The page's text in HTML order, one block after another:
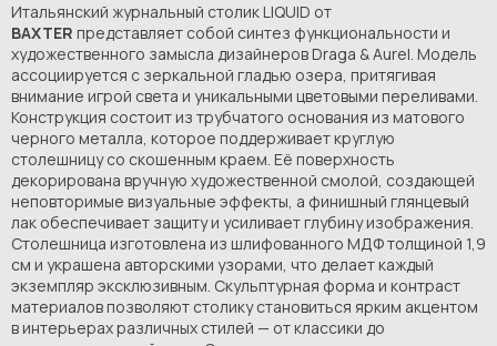
Итальянский журнальный столик LIQUID от
BAXTER представляет собой синтез функциональности и
художественного замысла дизайнеров Draga & Aurel. Модель
ассоциируется с зеркальной гладью озера, притягивая
внимание игрой света и уникальными цветовыми переливами.
Конструкция состоит из трубчатого основания из матового
черного металла, которое поддерживает круглую
столешницу со скошенным краем. Её поверхность
декорирована вручную художественной смолой, создающей
неповторимые визуальные эффекты, а финишный глянцевый
лак обеспечивает защиту и усиливает глубину изображения.
Столешница изготовлена из шлифованного МДФ толщиной 1,9
см и украшена авторскими узорами, что делает каждый
экземпляр эксклюзивным. Скульптурная форма и контраст
материалов позволяют столику становиться ярким акцентом
в интерьерах различных стилей — от классики до